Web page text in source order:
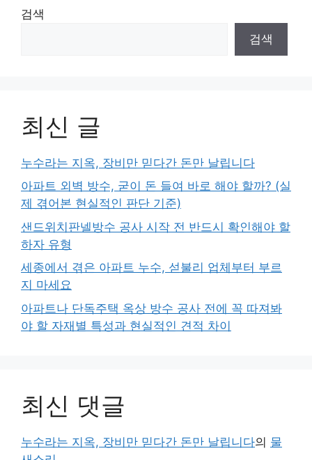
검색
검색
최신 글
누수라는 지옥, 장비만 믿다간 돈만 날립니다
아파트 외벽 방수, 굳이 돈 들여 바로 해야 할까? (실
제 겪어본 현실적인 판단 기준)
샌드위치판넬방수 공사 시작 전 반드시 확인해야 할
하자 유형
세종에서 겪은 아파트 누수, 섣불리 업체부터 부르
지 마세요
아파트나 단독주택 옥상 방수 공사 전에 꼭 따져봐
야 할 자재별 특성과 현실적인 견적 차이
최신 댓글
누수라는 지옥, 장비만 믿다간 돈만 날립니다의 물